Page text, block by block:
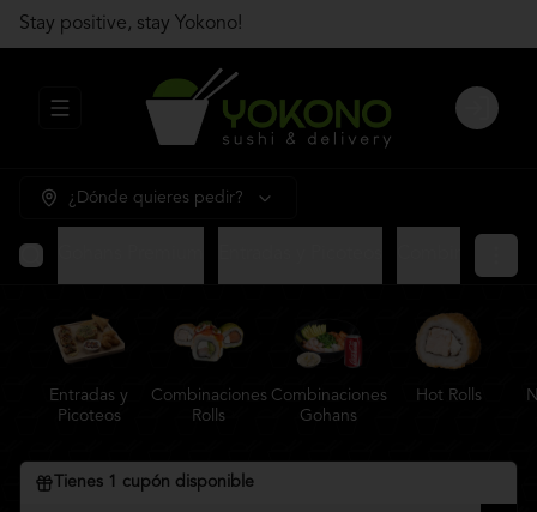
Stay positive, stay Yokono!
Abrir menu de navegación Login
¿Dónde quieres pedir?
Entradas y
Picoteos
Combinaciones
Rolls
Combinaciones
Gohans
Hot Rolls
Tienes 1 cupón disponible